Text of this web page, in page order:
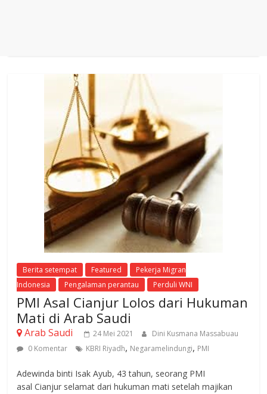
Berita setempat Featured
Pekerja Migran
Indonesia
Pengalaman perantau Perduli WNI
PMI Asal Cianjur Lolos dari Hukuman
Mati di Arab Saudi
Arab Saudi 24 Mei 2021
Dini Kusmana Massabuau
0 Komentar
KBRI Riyadh, Negaramelindungi, PMI
Adewinda binti Isak Ayub, 43 tahun, seorang PMI
asal Cianjur selamat dari hukuman mati setelah majikan